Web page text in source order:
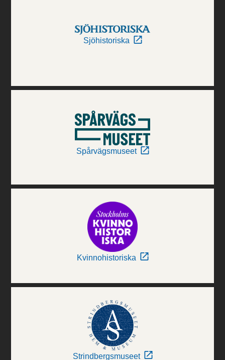
Sjöhistoriska
Spårvägsmuseet
Kvinnohistoriska
Strindbergsmuseet